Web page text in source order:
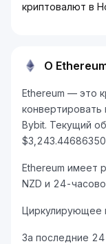
криптовалют в
О
Ethereum — это
конвертировать
Bybit. Текущий
Ethereum имеет
NZD и 24-
Циркулирующее
За последние 24